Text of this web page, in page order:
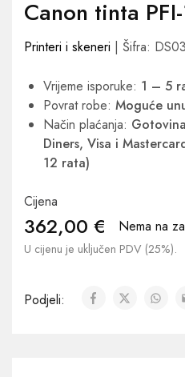
Canon tinta
Printeri i skeneri | Šifra:
Vrijeme isporuke: 1 – 5
Povrat robe: Moguće
Način plaćanja:
Diners, Visa i
12 rata)
Cijena
362,00 € Nema na
U cijenu je uključen PDV (25%).
Podjeli: